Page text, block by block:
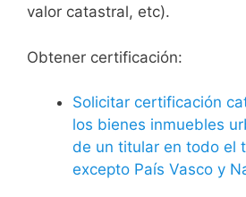
valor catastral, etc).
Obtener certificación:
Solicitar certificación
los bienes inmuebles
de un titular en todo el
excepto País Vasco y